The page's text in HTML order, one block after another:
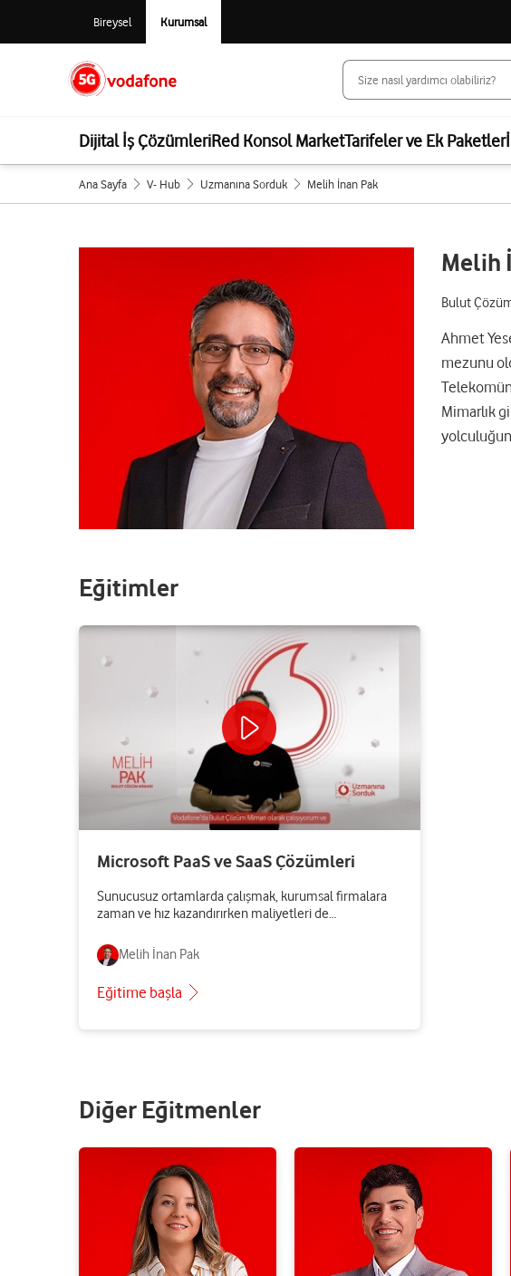
Bireysel Kurumsal
Dijital İş ÇözümleriRed Konsol MarketTarifeler ve Ek Paketler
Ana Sayfa V- Hub Uzmanına Sorduk Melih İnan Pak
Melih
Bulut
Ahmet
mezunu
Mimarlık
Eğitimler
Microsoft PaaS ve SaaS Çözümleri
Sunucusuz ortamlarda çalışmak, kurumsal firmalara
zaman ve hız kazandırırken maliyetleri de
Melih İnan Pak
Eğitime başla
Diğer Eğitmenler